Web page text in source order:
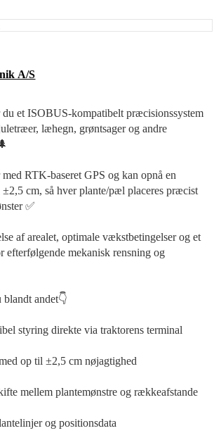
A/S
et ISOBUS-kompatibelt præcisionssystem
læhegn, grøntsager og andre
RTK-baseret GPS og kan opnå en
cm, så hver plante/pæl placeres præcist
✅
af arealet, optimale vækstbetingelser og et
efterfølgende mekanisk rensning og
andet👇
styring direkte via traktorens terminal
op til ±2,5 cm nøjagtighed
mellem plantemønstre og rækkeafstande
og positionsdata